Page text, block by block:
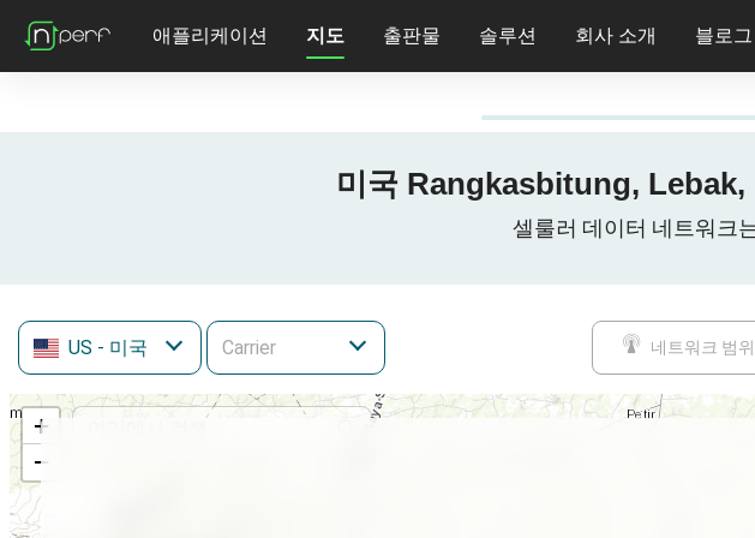
애플리케이션 지도 출판물 솔루션 회사 소개 블로그
미국 Rangkasbitung, Lebak,
셀룰러 데이터 네트워크
US - 미국 네트워크 범위
+
−